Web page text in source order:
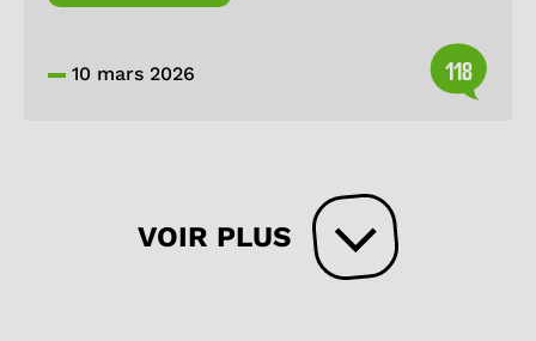
10 mars 2026 118
VOIR PLUS